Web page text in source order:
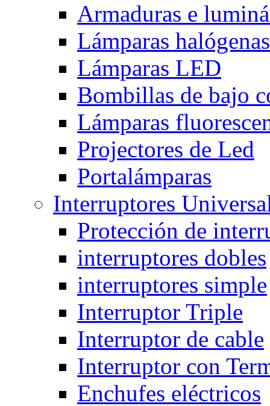
Armaduras e
Lámparas halógenas
Lámparas LED
Bombillas de bajo
Lámparas
Projectores de Led
Portalámparas
Interruptores
Protección de
interruptores dobles
interruptores simple
Interruptor Triple
Interruptor de cable
Interruptor con
Enchufes eléctricos